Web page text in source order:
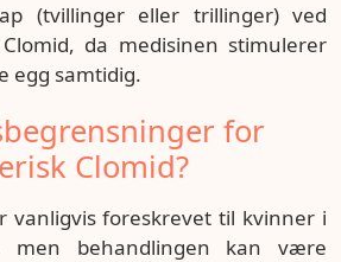
(tvillinger eller trillinger) ved
da medisinen stimulerer
egg samtidig.
for
Clomid?
vanligvis foreskrevet til kvinner i
men behandlingen kan være